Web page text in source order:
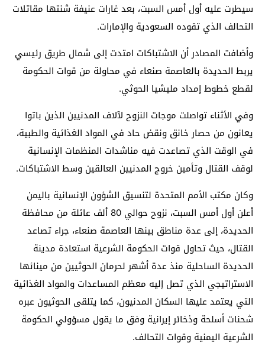
سيطرت عليه أول أمس السبت، بعد غارات عنيفة شنتها مقاتلات
التحالف الذي تقوده السعودية والإمارات.
وأضافت المصادر أن الاشتباكات امتدت إلى شمال طريق رئيسي
يربط الحديدة بالعاصمة صنعاء في محاولة من قوات الحكومة
لقطع خطوط إمداد مليشيا الحوثي.
وفي الأثناء تواصلت موجات النزوح لآلاف المدنيين الذين باتوا
يعانون من حصار خانق ونقض حاد في المواد الغذائية والطبية،
في الوقت الذي تصاعدت فيه مناشدات المنظمات الإنسانية
لوقف القتال وتأمين خروج المدنيين العالقين وسط الاشتباكات.
وكان مكتب الأمم المتحدة لتنسيق الشؤون الإنسانية باليمن
أعلن أول أمس السبت، نزوح حوالي 80 ألف عائلة من محافظة
الحديدة، إلى عدة مناطق بينها العاصمة صنعاء، جراء تصاعد
القتال، حيث تحاول قوات الحكومة الشرعية استعادة مدينة
الحديدة الساحلية منذ عدة أشهر لحرمان الحوثيين من مينائها
الاستراتيجي الذي تصل إليه معظم المساعدات والمواد الغذائية
التي يعتمد عليها السكان المدنيون، كما يتلقى الحوثيون عبره
شحنات أسلحة وذخائر إيرانية وفق ما يقول مسؤولي الحكومة
الشرعية اليمنية وقوات التحالف.